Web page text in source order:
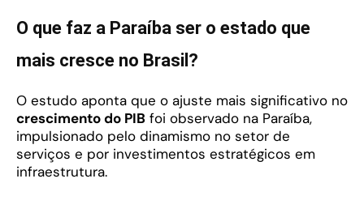
O que faz a Paraíba ser o estado que
mais cresce no Brasil?
O estudo aponta que o ajuste mais significativo no
crescimento do PIB foi observado na Paraíba,
impulsionado pelo dinamismo no setor de
serviços e por investimentos estratégicos em
infraestrutura.